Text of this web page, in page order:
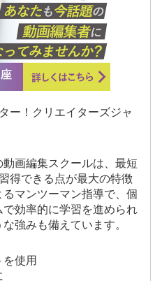
ー！クリエイターズジャ
画編集スクールは、最短
得できる点が最大の特徴
マンツーマン指導で、個
効率的に学習を進められ
強みも備えています。
を使用